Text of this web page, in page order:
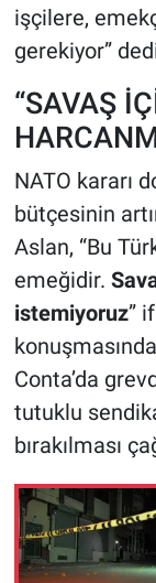
işçilere,
gerekiyor”
“SAVAŞ
NATO kararı
bütçesinin
Aslan, “Bu
emeğidir.
istemiyoruz”
Conta’da
tutuklu
bırakılması